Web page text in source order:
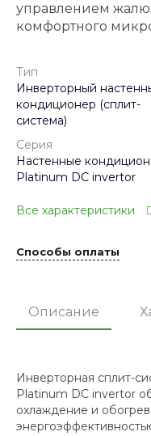
управлением
комфортного
Тип
Инверторный
кондиционер (сплит-
система)
Серия
Настенные
Platinum DC invertor
Все характеристики
Способы оплаты
Описание
Инверторная сплит-
Platinum DC invertor
охлаждение и